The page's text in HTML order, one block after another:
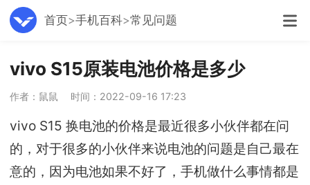
首页 手机百科 常见问题
vivo S15原装电池价格是多少
作者：鼠鼠 时间：2022-09-16 17:23
vivo S15 换电池的价格是最近很多小伙伴都在问
的，对于很多的小伙伴来说电池的问题是自己最在
意的，因为电池如果不好了，手机做什么事情都是